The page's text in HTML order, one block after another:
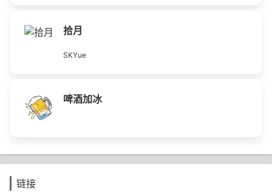
拾月
SKYue
啤酒加冰
链接